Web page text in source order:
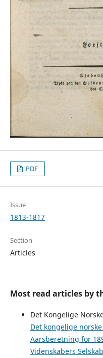
PDF
Issue
1813-1817
Section
Articles
Most read articles by
Det Kongelige
Det kongelige
Aarsberetning for
Videnskabers